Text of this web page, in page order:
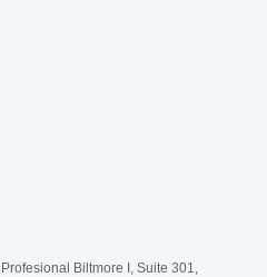
Biltmore I, Suite 301,